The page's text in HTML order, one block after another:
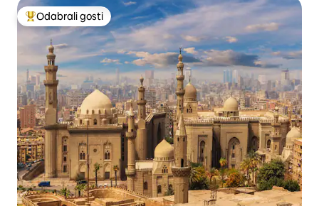
Među najviše rangiranima s oznakom „Odabrali gosti”
Odabrali gosti